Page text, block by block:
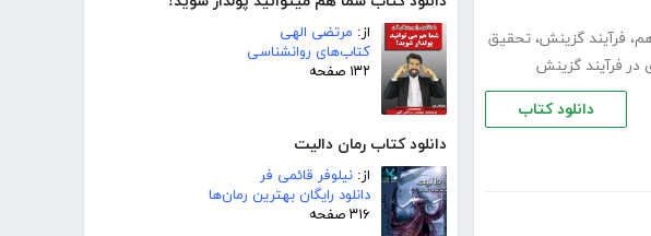
از: مرتضی الهی
کتاب‌های روانشناسی
۱۳۲ صفحه
دانلود کتاب رمان دالیت
از: نیلوفر قائمی فر
دانلود رایگان بهترین رمان‌ها
۳۱۶ صفحه
، فرآیند گزینش، تحقیق
فرآیند گزینش
دانلود کتاب